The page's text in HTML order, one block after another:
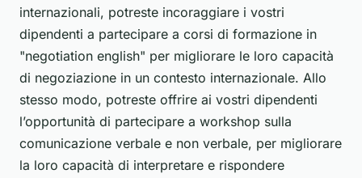
internazionali, potreste incoraggiare i vostri
dipendenti a partecipare a corsi di formazione in
"negotiation english" per migliorare le loro capacità
di negoziazione in un contesto internazionale. Allo
stesso modo, potreste offrire ai vostri dipendenti
l’opportunità di partecipare a workshop sulla
comunicazione verbale e non verbale, per migliorare
la loro capacità di interpretare e rispondere